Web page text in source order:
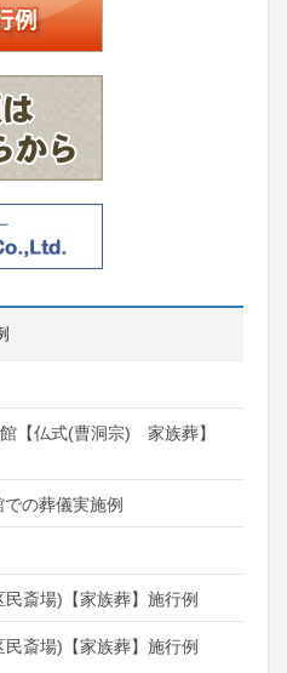
【仏式(曹洞宗) 家族葬】
の葬儀実施例
斎場)【家族葬】施行例
斎場)【家族葬】施行例